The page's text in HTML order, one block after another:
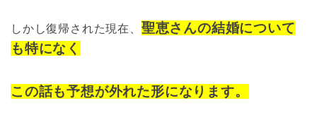
しかし復帰された現在、 聖恵さんの結婚について
も特になく
この話も予想が外れた形になります。